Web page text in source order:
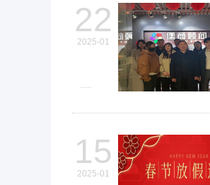
22
2025-01
15
2025-01